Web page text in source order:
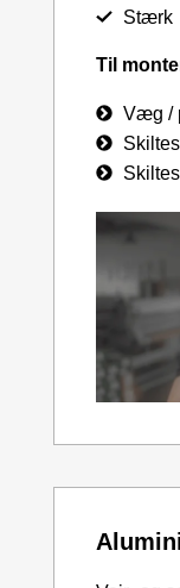
Stærk
Til
Væg /